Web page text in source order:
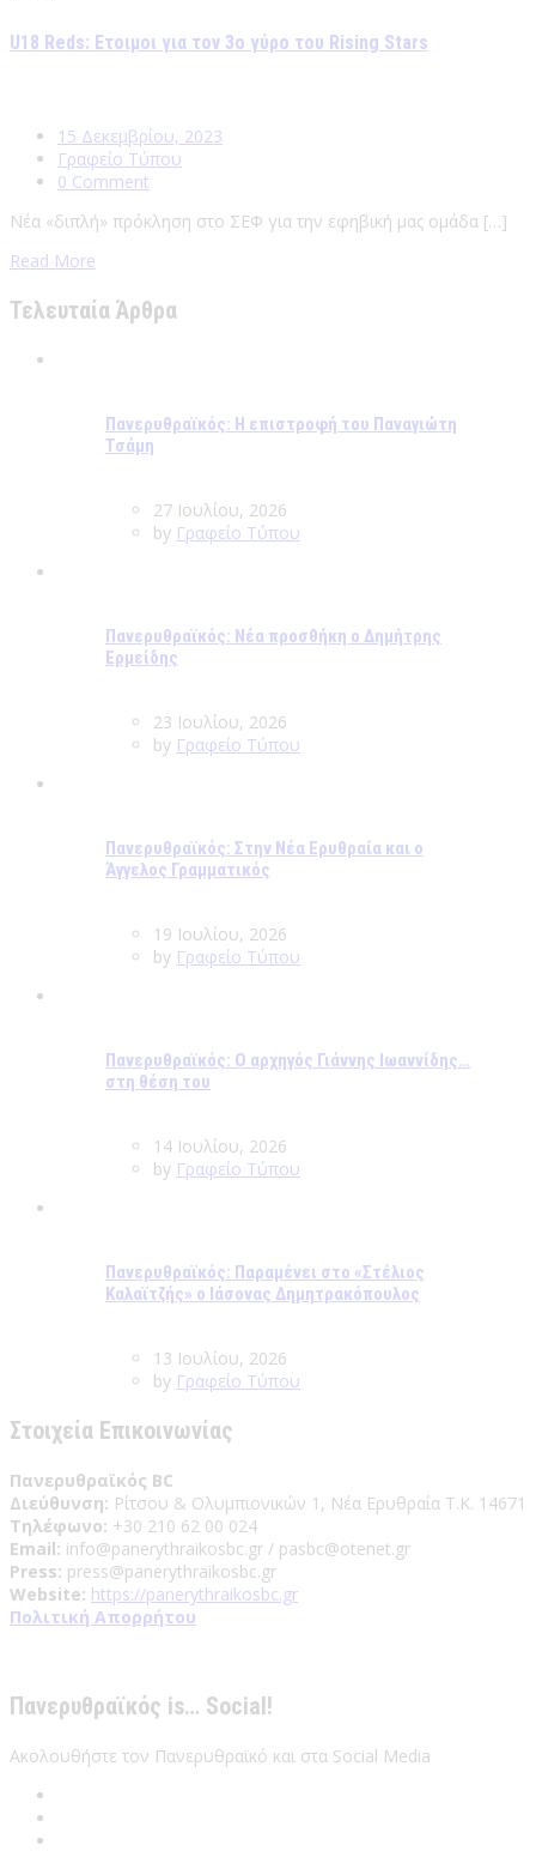
U18 Reds: Ετοιμοι για τον 3ο γύρο του Rising Stars
15 Δεκεμβρίου, 2023
Γραφείο Τύπου
0 Comment
Νέα «διπλή» πρόκληση στο ΣΕΦ για την εφηβική μας ομάδα […]
Read More
Τελευταία Άρθρα
Πανερυθραϊκός: Η επιστροφή του Παναγιώτη
Τσάμη
27 Ιουλίου, 2026
by Γραφείο Τύπου
Πανερυθραϊκός: Νέα προσθήκη ο Δημήτρης
Ερμείδης
23 Ιουλίου, 2026
by Γραφείο Τύπου
Πανερυθραϊκός: Στην Νέα Ερυθραία και ο
Άγγελος Γραμματικός
19 Ιουλίου, 2026
by Γραφείο Τύπου
Πανερυθραϊκός: Ο αρχηγός Γιάννης Ιωαννίδης…
στη θέση του
14 Ιουλίου, 2026
by Γραφείο Τύπου
Πανερυθραϊκός: Παραμένει στο «Στέλιος
Καλαϊτζής» ο Ιάσονας Δημητρακόπουλος
13 Ιουλίου, 2026
by Γραφείο Τύπου
Στοιχεία Επικοινωνίας
Πανερυθραϊκός BC
Διεύθυνση: Ρίτσου & Ολυμπιονικών 1, Νέα Ερυθραία Τ.Κ. 14671
Τηλέφωνο: +30 210 62 00 024
Email: info@panerythraikosbc.gr / pasbc@otenet.gr
Press: press@panerythraikosbc.gr
Website: https://panerythraikosbc.gr
Πολιτική Απορρήτου
Πανερυθραϊκός is… Social!
Ακολουθήστε τον Πανερυθραϊκό και στα Social Media